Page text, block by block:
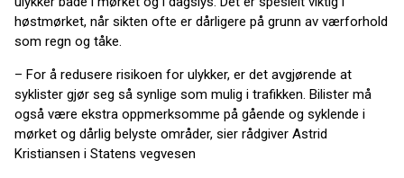
høstmørket, når sikten ofte er dårligere på grunn av værforhold
som regn og tåke.
– For å redusere risikoen for ulykker, er det avgjørende at
syklister gjør seg så synlige som mulig i trafikken. Bilister må
også være ekstra oppmerksomme på gående og syklende i
mørket og dårlig belyste områder, sier rådgiver Astrid
Kristiansen i Statens vegvesen